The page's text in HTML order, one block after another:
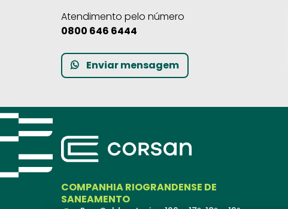
Atendimento pelo número
0800 646 6444
Enviar mensagem
COMPANHIA RIOGRANDENSE DE
SANEAMENTO